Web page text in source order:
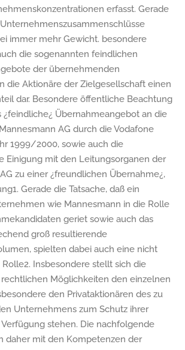
erfasst. Gerade
immer mehr Gewicht. besondere
die sogenannten feindlichen
der übernehmenden
die Aktionäre der Zielgesellschaft einen
dar. Besondere öffentliche Beachtung
¿feindliche¿ Übernahmeangebot an die
AG durch die Vodafone
1999/2000, sowie auch die
Einigung mit den Leitungsorganen der
zu einer ¿freundlichen Übernahme¿,
Gerade die Tatsache, daß ein
wie Mannesmann in die Rolle
geriet sowie auch das
groß resultierende
spielten dabei auch eine nicht
Insbesondere stellt sich die
Möglichkeiten den einzelnen
den Privataktionären des zu
Unternehmens zum Schutz ihrer
stehen. Die nachfolgende
daher mit den Kompetenzen der